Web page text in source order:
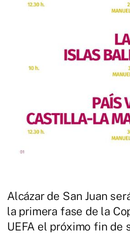
Alcázar de San Juan
la primera fase de la
UEFA el próximo fin de